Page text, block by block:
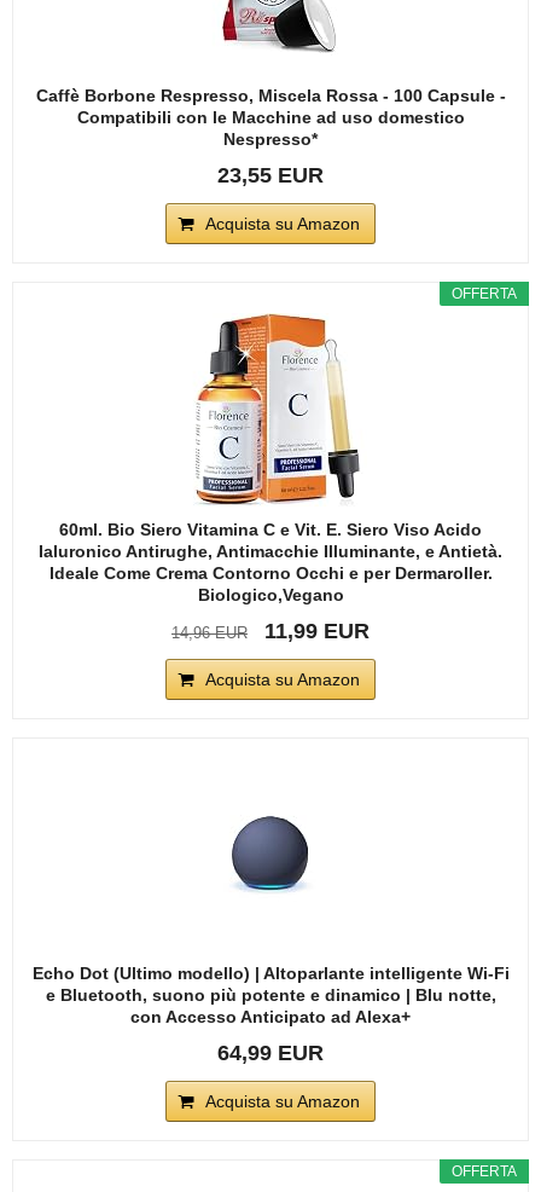
Caffè Borbone Respresso, Miscela Rossa - 100 Capsule -
Compatibili con le Macchine ad uso domestico
Nespresso*
23,55 EUR
Acquista su Amazon
OFFERTA
60ml. Bio Siero Vitamina C e Vit. E. Siero Viso Acido
Ialuronico Antirughe, Antimacchie Illuminante, e Antietà.
Ideale Come Crema Contorno Occhi e per Dermaroller.
Biologico,Vegano
14,96 EUR 11,99 EUR
Acquista su Amazon
Echo Dot (Ultimo modello) | Altoparlante intelligente Wi-Fi
e Bluetooth, suono più potente e dinamico | Blu notte,
con Accesso Anticipato ad Alexa+
64,99 EUR
Acquista su Amazon
OFFERTA